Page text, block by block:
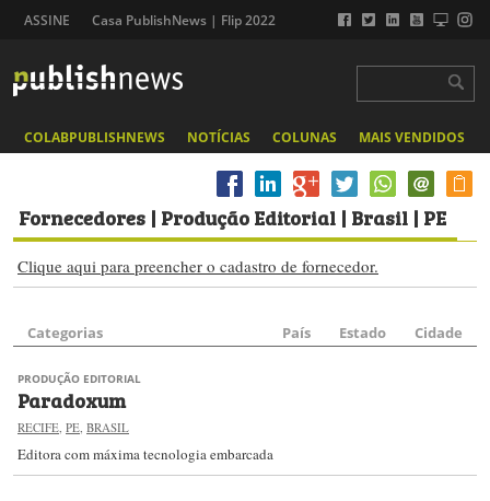
ASSINE Casa PublishNews | Flip 2022
COLABPUBLISHNEWS NOTÍCIAS COLUNAS MAIS VENDIDOS
Fornecedores | Produção Editorial | Brasil | PE
Clique aqui para preencher o cadastro de fornecedor.
Categorias País Estado Cidade
PRODUÇÃO EDITORIAL
Paradoxum
RECIFE, PE, BRASIL
Editora com máxima tecnologia embarcada